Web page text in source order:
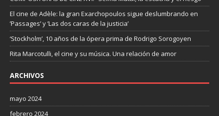
El cine de Adèle: la gran Exarchopoulos sigue deslumbrando en
’Passages’ y ’Las dos caras de la justicia’
‘Stockholm’, 10 años de la ópera prima de Rodrigo Sorogoyen
Rita Marcotulli, el cine y su música. Una relación de amor
ARCHIVOS
mayo 2024
febrero 2024